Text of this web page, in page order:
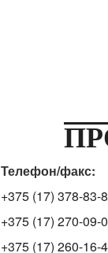
Телефон/факс:
+375 (17) 378-83-
+375 (17) 270-09-
+375 (17) 260-16-